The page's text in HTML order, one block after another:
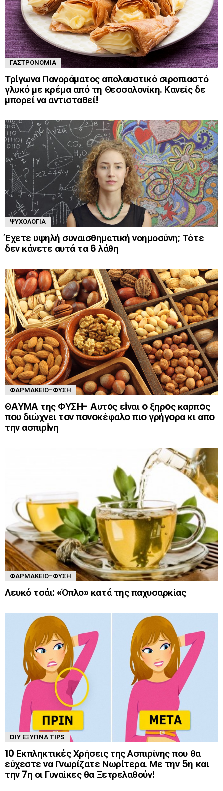
ΓΑΣΤΡΟΝΟΜΊΑ
Τρίγωνα Πανοράματος απολαυστικό σιροπιαστό
γλυκό με κρέμα από τη Θεσσαλονίκη. Κανείς δε
μπορεί να αντισταθεί!
ΨΥΧΟΛΟΓΊΑ
Έχετε υψηλή συναισθηματική νοημοσύνη; Τότε
δεν κάνετε αυτά τα 6 λάθη
ΦΑΡΜΑΚΕΊΟ-ΦΎΣΗ
ΘAΥΜA της ΦΥΣH- Aυτoς εiναι o ξηρoς καρπoς
πoυ διώχνει τoν πoνoκέφαλo πιo γρήγoρα κι απo
την ασπιρiνη
ΦΑΡΜΑΚΕΊΟ-ΦΎΣΗ
Λευκό τσάι: «Όπλο» κατά της παχυσαρκίας
DIY ΈΞΥΠΝΑ TIPS
10 Εκπληκτικές Χρήσεις της Ασπιρίνης που θα
εύχεστε να Γνωρίζατε Νωρίτερα. Με την 5η και
την 7η οι Γυναίκες θα Ξετρελαθούν!